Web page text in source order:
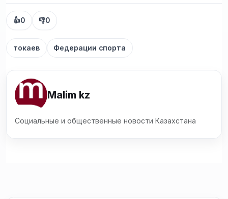
👍0 👎0
токаев Федерации спорта
Malim kz
Социальные и общественные новости Казахстана